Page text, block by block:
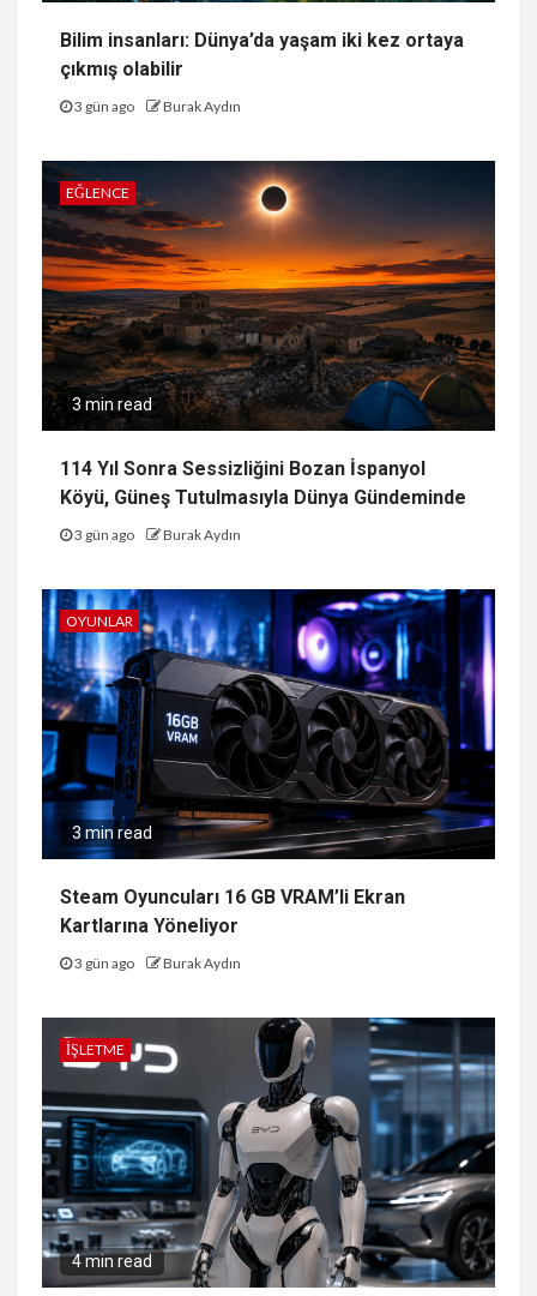
Bilim insanları: Dünya’da yaşam iki kez ortaya
çıkmış olabilir
3 gün ago Burak Aydın
EĞLENCE
3 min read
114 Yıl Sonra Sessizliğini Bozan İspanyol
Köyü, Güneş Tutulmasıyla Dünya Gündeminde
3 gün ago Burak Aydın
OYUNLAR
3 min read
Steam Oyuncuları 16 GB VRAM’li Ekran
Kartlarına Yöneliyor
3 gün ago Burak Aydın
İŞLETME
4 min read